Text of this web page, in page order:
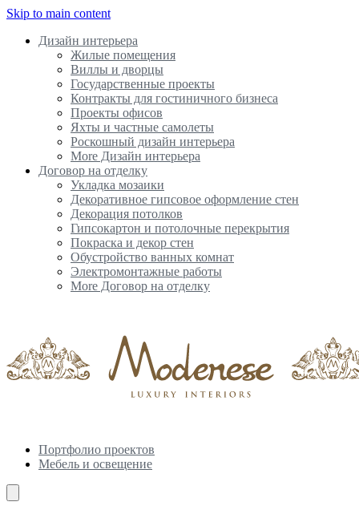
Skip to main content
Дизайн интерьера
Жилые помещения
Виллы и дворцы
Государственные проекты
Контракты для гостиничного бизнеса
Проекты офисов
Яхты и частные самолеты
Роскошный дизайн интерьера
More Дизайн интерьера
Договор на отделку
Укладка мозаики
Декоративное гипсовое оформление стен
Декорация потолков
Гипсокартон и потолочные перекрытия
Покраска и декор стен
Обустройство ванных комнат
Электромонтажные работы
More Договор на отделку
Портфолио проектов
Мебель и освещение